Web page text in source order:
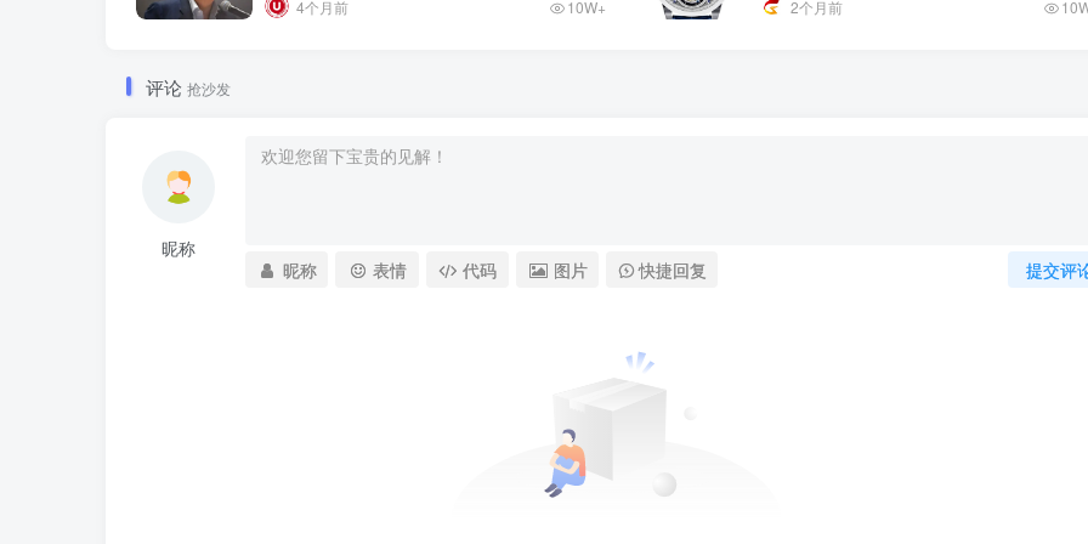
4个月前 10W+ 2个月前
评论 抢沙发
昵称
提交评
昵称 表情 代码 图片 快捷回复